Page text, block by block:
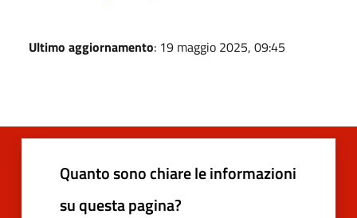
Ultimo aggiornamento: 19 maggio 2025, 09:45
Quanto sono chiare le informazioni
su questa pagina?